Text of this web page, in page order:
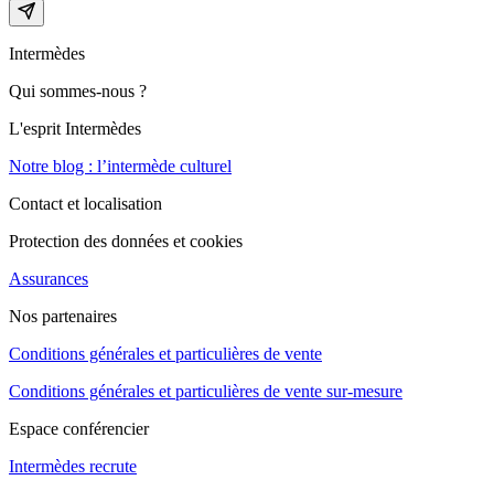
Intermèdes
Qui sommes-nous ?
L'esprit Intermèdes
Notre blog : l’intermède culturel
Contact et localisation
Protection des données et cookies
Assurances
Nos partenaires
Conditions générales et particulières de vente
Conditions générales et particulières de vente sur-mesure
Espace conférencier
Intermèdes recrute